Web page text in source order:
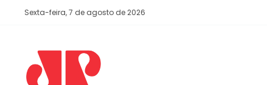
Sexta-feira, 7 de agosto de 2026